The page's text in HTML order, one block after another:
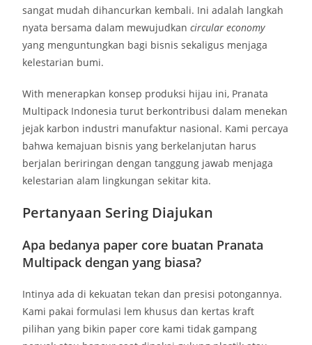
sangat mudah dihancurkan kembali. Ini adalah langkah
nyata bersama dalam mewujudkancircular economy
yang menguntungkan bagi bisnis sekaligus menjaga
kelestarian bumi.
With menerapkan konsep produksi hijau ini, Pranata
Multipack Indonesia turut berkontribusi dalam menekan
jejak karbon industri manufaktur nasional. Kami percaya
bahwa kemajuan bisnis yang berkelanjutan harus
berjalan beriringan dengan tanggung jawab menjaga
kelestarian alam lingkungan sekitar kita.
Pertanyaan Sering Diajukan
Apa bedanya paper core buatan Pranata
Multipack dengan yang biasa?
Intinya ada di kekuatan tekan dan presisi potongannya.
Kami pakai formulasi lem khusus dan kertas kraft
pilihan yang bikin paper core kami tidak gampang